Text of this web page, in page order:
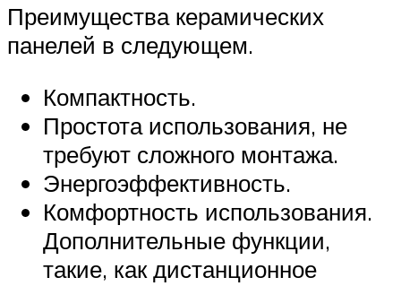
Преимущества керамических
панелей в следующем.
Компактность.
Простота использования, не
требуют сложного монтажа.
Энергоэффективность.
Комфортность использования.
Дополнительные функции,
такие, как дистанционное